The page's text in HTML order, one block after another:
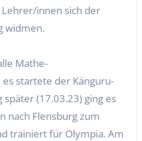
innen sich der
widmen.
Mathe-
startete der Känguru-
(17.03.23) ging es
nach Flensburg zum
trainiert für Olympia. Am